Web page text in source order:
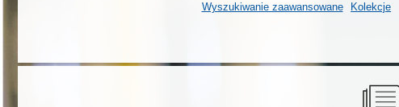
Wyszukiwanie zaawansowane Kolekcje